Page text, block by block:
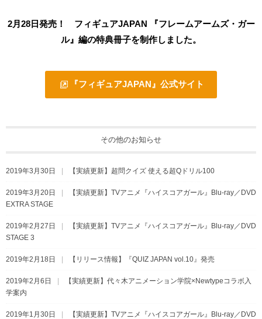
2月28日発売！ フィギュアJAPAN 『フレームアームズ・ガー
ル』編の特典冊子を制作しました。
『フィギュアJAPAN』公式サイト
その他のお知らせ
2019年3月30日 【実績更新】超問クイズ 使える超Qドリル100
2019年3月20日
【実績更新】TVアニメ『ハイスコアガール』Blu-ray／DVD
EXTRA STAGE
2019年2月27日
【実績更新】TVアニメ『ハイスコアガール』Blu-ray／DVD
STAGE 3
2019年2月18日 【リリース情報】『QUIZ JAPAN vol.10』発売
2019年2月6日
【実績更新】代々木アニメーション学院×Newtypeコラボ入
学案内
2019年1月30日
【実績更新】TVアニメ『ハイスコアガール』Blu-ray／DVD